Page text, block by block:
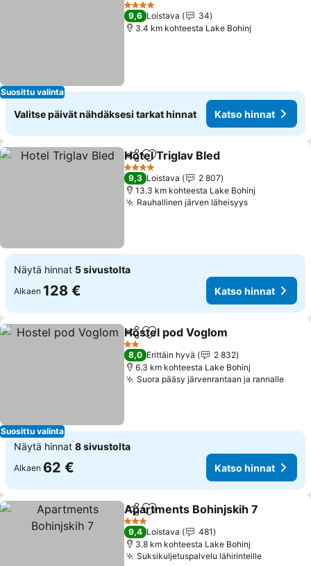
Suosittu valinta
4 Tähtiluokitus
9,6 Loistava
34
3.4 km kohteesta Lake Bohinj
Valitse päivät nähdäksesi tarkat hinnat Katso hinnat
Jaa Lisää suosikkeihin
Hotel Triglav Bled
4 Tähtiluokitus
9,3 Loistava
2 807
13.3 km kohteesta Lake Bohinj
Rauhallinen järven läheisyysKatso
Näytä hinnat 5 sivustolta
Alkaen 128 € Katso hinnat
Suosittu valinta
Jaa Lisää suosikkeihin
Hostel pod Voglom
2 Tähtiluokitus
8,0 Erittäin hyvä
2 832
6.3 km kohteesta Lake Bohinj
Suora pääsy järvenrantaan ja rannalle
Näytä hinnat 8 sivustolta
Alkaen 62 € Katso hinnat
Jaa Lisää suosikkeihin
Apartments Bohinjskih 7
3 Tähtiluokitus
9,4 Loistava
481
3.8 km kohteesta Lake Bohinj
Suksikuljetuspalvelu lähirinteilleKatso